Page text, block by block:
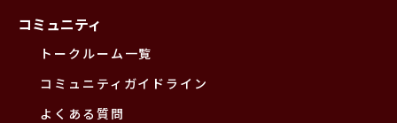
コミュニティ
トークルーム一覧
コミュニティガイドライン
よくある質問